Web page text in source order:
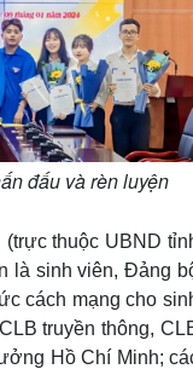
đấu và rèn luyện
thuộc UBND
là sinh viên, Đảng
cách mạng cho
truyền thông,
Hồ Chí Minh;